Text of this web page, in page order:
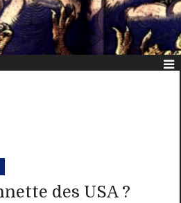
des USA ?